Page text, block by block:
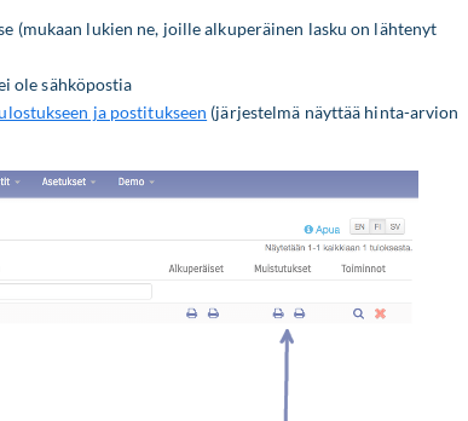
(mukaan lukien ne, joille alkuperäinen lasku on lähtenyt
ole sähköpostia
ja postitukseen (järjestelmä näyttää hinta-arvion